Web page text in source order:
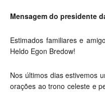
Mensagem do presidente
Estimados familiares e
Heldo Egon Bredow!
Nos últimos dias estivemos
orações ao trono celeste e